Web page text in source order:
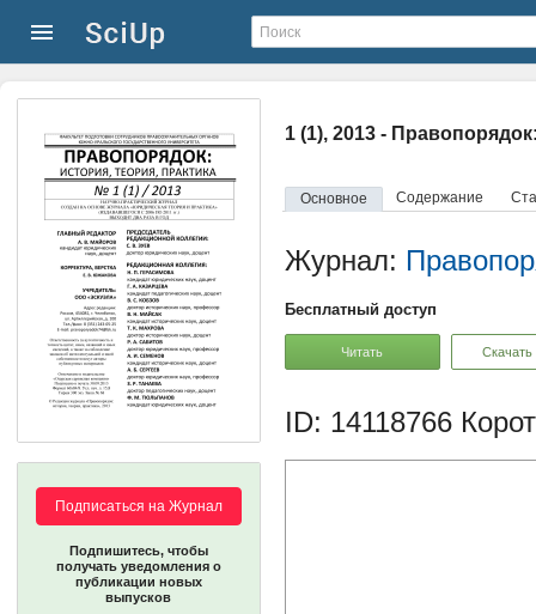
1 (1), 2013 -
Основное Содержание
Подписаться на Журнал
Подпишитесь, чтобы
получать уведомления о
публикации новых
выпусков
Журнал:
Бесплатный доступ
Читать Скачать
ID: 14118766